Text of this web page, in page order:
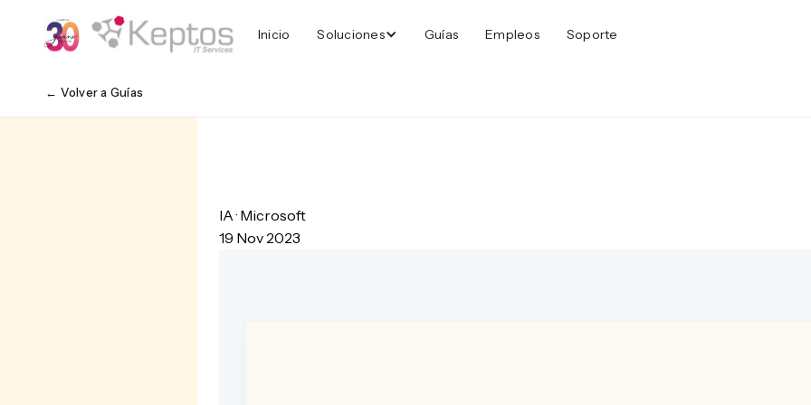
Inicio Soluciones Guías Empleos Soporte
← Volver a Guías
IA · Microsoft
19 Nov 2023